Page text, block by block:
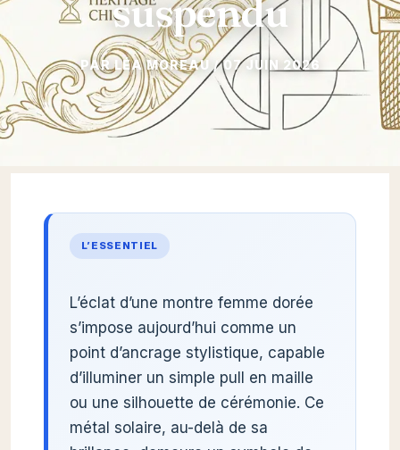
suspendu
07 JUIN 2026
L’ESSENTIEL
L’éclat d’une montre femme dorée
s’impose aujourd’hui comme un
point d’ancrage stylistique, capable
d’illuminer un simple pull en maille
ou une silhouette de cérémonie. Ce
métal solaire, au-delà de sa